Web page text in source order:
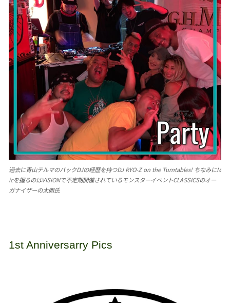
過去に青山テルマのバックDJの経歴を持つDJ RYO-Z on the Turntables! ちなみにM
icを握るのはVISIONで不定期開催されているモンスターイベントCLASSICSのオー
ガナイザーの太朗氏
1st Anniversarry Pics